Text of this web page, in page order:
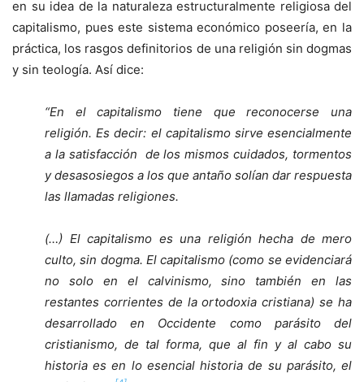
en su idea de la naturaleza estructuralmente religiosa del
capitalismo, pues este sistema económico poseería, en la
práctica, los rasgos definitorios de una religión sin dogmas
y sin teología. Así dice:
“En el capitalismo tiene que reconocerse una
religión. Es decir: el capitalismo sirve esencialmente
a la satisfacción de los mismos cuidados, tormentos
y desasosiegos a los que antaño solían dar respuesta
las llamadas religiones.
(…) El capitalismo es una religión hecha de mero
culto, sin dogma. El capitalismo (como se evidenciará
no solo en el calvinismo, sino también en las
restantes corrientes de la ortodoxia cristiana) se ha
desarrollado en Occidente como parásito del
cristianismo, de tal forma, que al fin y al cabo su
historia es en lo esencial historia de su parásito, el